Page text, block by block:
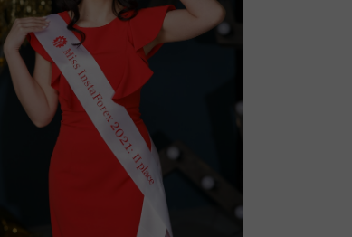
Бонус 30%
Клубный бонус